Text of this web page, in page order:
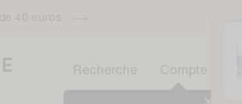
40 euros
Recherche Compte